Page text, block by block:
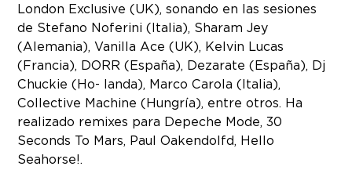
London Exclusive (UK), sonando en las sesiones
de Stefano Noferini (Italia), Sharam Jey
(Alemania), Vanilla Ace (UK), Kelvin Lucas
(Francia), DORR (España), Dezarate (España), Dj
Chuckie (Ho- landa), Marco Carola (Italia),
Collective Machine (Hungría), entre otros. Ha
realizado remixes para Depeche Mode, 30
Seconds To Mars, Paul Oakendolfd, Hello
Seahorse!.